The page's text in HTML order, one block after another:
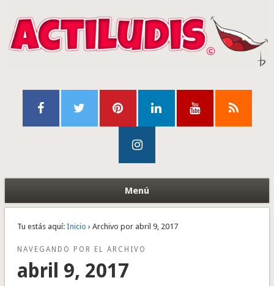
Menú
Tu estás aquí: Inicio › Archivo por abril 9, 2017
NAVEGANDO POR EL ARCHIVO
abril 9, 2017